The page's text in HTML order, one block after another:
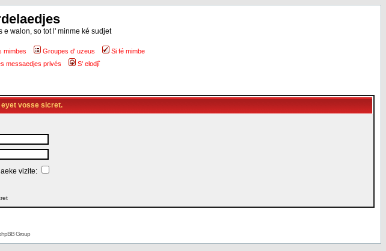
e walon, so tot l' minme ké sudjet
mimbes Groupes d' uzeus
Si fé mimbe
messaedjes privés S' elodjî
eyet vosse sicret.
vizite:
Group